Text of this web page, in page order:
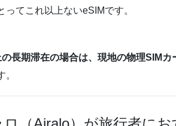
ってこれ以上ないeSIMです。
長期滞在の場合は、現地の物理SIM
。